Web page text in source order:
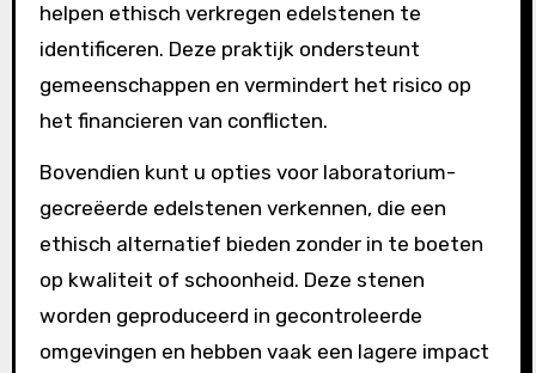
helpen ethisch verkregen edelstenen te
identificeren. Deze praktijk ondersteunt
gemeenschappen en vermindert het risico op
het financieren van conflicten.
Bovendien kunt u opties voor laboratorium-
gecreëerde edelstenen verkennen, die een
ethisch alternatief bieden zonder in te boeten
op kwaliteit of schoonheid. Deze stenen
worden geproduceerd in gecontroleerde
omgevingen en hebben vaak een lagere impact